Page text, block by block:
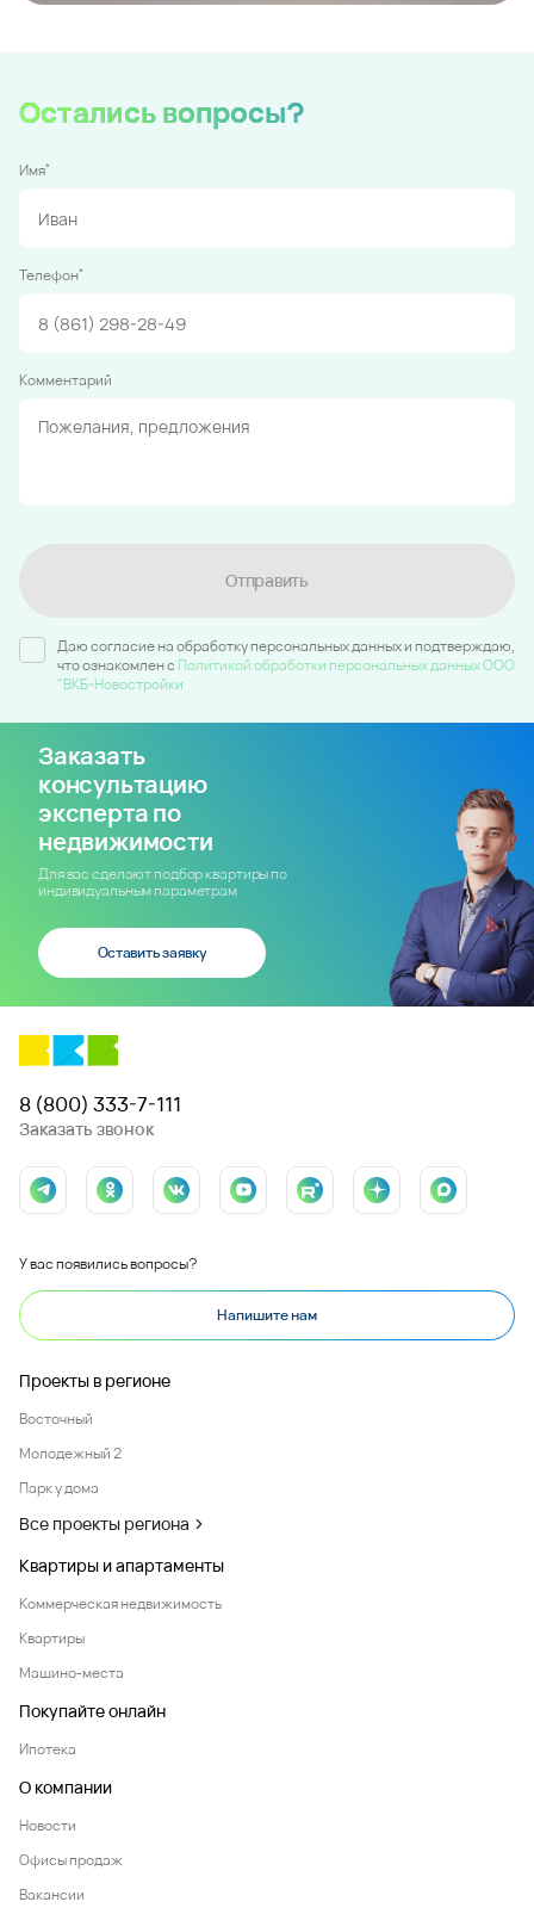
Остались вопросы?
Имя*
Телефон*
Комментарий
Отправить
Даю согласие на обработку персональных данных и подтверждаю,
что ознакомлен c Политикой обработки персональных данных ООО
"ВКБ-Новостройки
Заказать
консультацию
эксперта по
недвижимости
Для вас сделают подбор квартиры по
индивидуальным параметрам
Оставить заявку
8 (800) 333-7-111
Заказать звонок
У вас появились вопросы?
Напишите нам
Проекты в регионе
Восточный
Молодежный 2
Парк у дома
Все проекты региона
Квартиры и апартаменты
Коммерческая недвижимость
Квартиры
Машино-места
Покупайте онлайн
Ипотека
О компании
Новости
Офисы продаж
Вакансии